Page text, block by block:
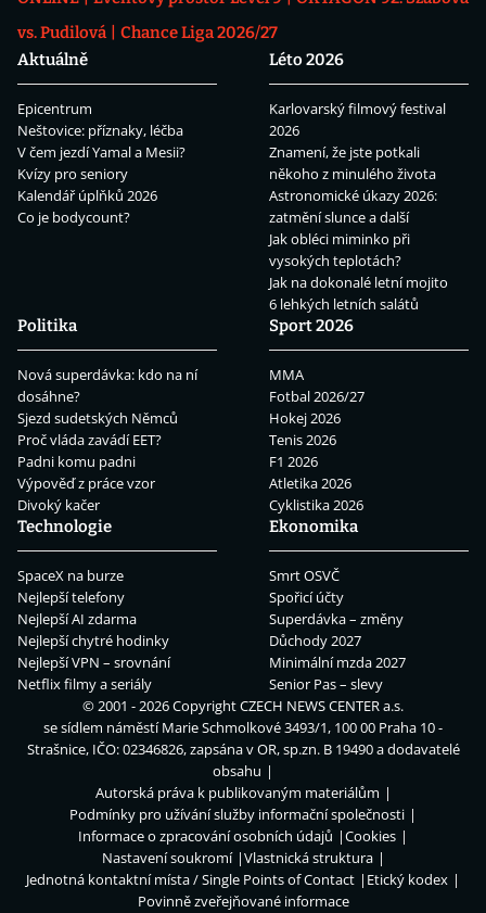
vs. Pudilová
Chance Liga 2026/27
Aktuálně
Epicentrum
Neštovice: příznaky, léčba
V čem jezdí Yamal a Mesii?
Kvízy pro seniory
Kalendář úplňků 2026
Co je bodycount?
Léto 2026
Karlovarský filmový festival
2026
Znamení, že jste potkali
někoho z minulého života
Astronomické úkazy 2026:
zatmění slunce a další
Jak obléci miminko při
vysokých teplotách?
Jak na dokonalé letní mojito
6 lehkých letních salátů
Politika
Nová superdávka: kdo na ní
dosáhne?
Sjezd sudetských Němců
Proč vláda zavádí EET?
Padni komu padni
Výpověď z práce vzor
Divoký kačer
Sport 2026
MMA
Fotbal 2026/27
Hokej 2026
Tenis 2026
F1 2026
Atletika 2026
Cyklistika 2026
Technologie
SpaceX na burze
Nejlepší telefony
Nejlepší AI zdarma
Nejlepší chytré hodinky
Nejlepší VPN – srovnání
Netflix filmy a seriály
Ekonomika
Smrt OSVČ
Spořicí účty
Superdávka – změny
Důchody 2027
Minimální mzda 2027
Senior Pas – slevy
© 2001 - 2026 CopyrightCZECH NEWS CENTER a.s.
se sídlem náměstí Marie Schmolkové 3493/1, 100 00 Praha 10 -
Strašnice, IČO: 02346826, zapsána v OR, sp.zn. B 19490 a dodavatelé
obsahu
Autorská práva k publikovaným materiálům
Podmínky pro užívání služby informační společnosti
Informace o zpracování osobních údajů
Cookies
Nastavení soukromí
Vlastnická struktura
Jednotná kontaktní místa / Single Points of Contact
Etický kodex
Povinně zveřejňované informace